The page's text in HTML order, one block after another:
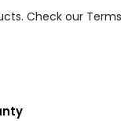
Check our Terms